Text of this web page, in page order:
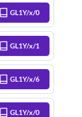
GL1Y/x/0
GL1Y/x/1
GL1Y/x/6
GL1Y/x/0